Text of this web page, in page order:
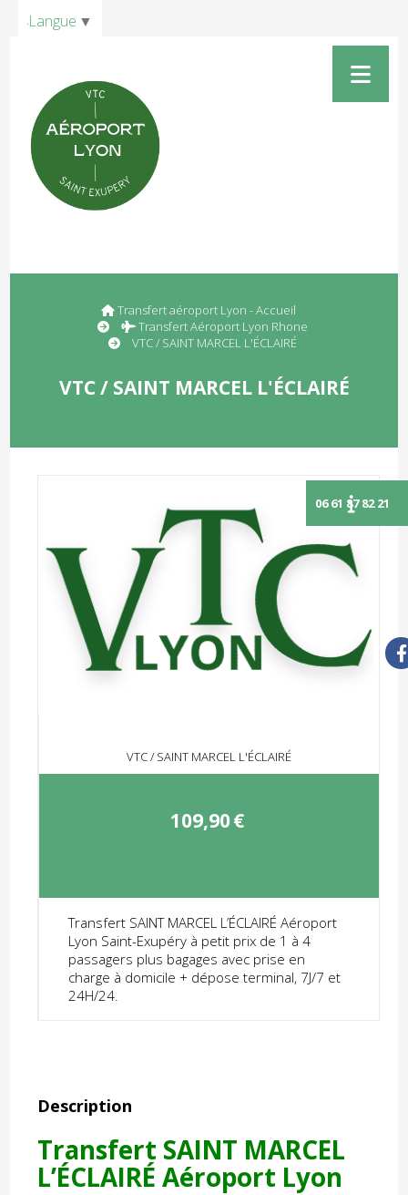
Transfert aéroport Lyon - Accueil
Transfert Aéroport Lyon Rhone
VTC / SAINT MARCEL L'ÉCLAIRÉ
VTC / SAINT MARCEL L'ÉCLAIRÉ
VTC / SAINT MARCEL L'ÉCLAIRÉ
109,90€
Transfert SAINT MARCEL L’ÉCLAIRÉ Aéroport
Lyon Saint-Exupéry à petit prix de 1 à 4
passagers plus bagages avec prise en
charge à domicile + dépose terminal, 7J/7 et
24H/24.
Description
Transfert SAINT MARCEL
L’ÉCLAIRÉ Aéroport Lyon
Langue ▼